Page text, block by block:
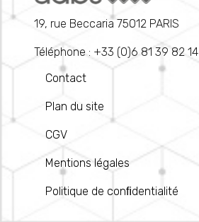
19, rue Beccaria 75012 PARIS
Téléphone : +33 (0)6 81 39 82 14
Contact
Plan du site
CGV
Mentions légales
Politique de conﬁdentialité